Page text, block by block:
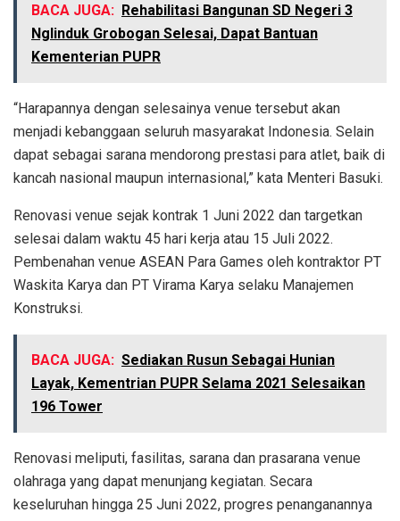
BACA JUGA: Rehabilitasi Bangunan SD Negeri 3
Nglinduk Grobogan Selesai, Dapat Bantuan
Kementerian PUPR
“Harapannya dengan selesainya venue tersebut akan
menjadi kebanggaan seluruh masyarakat Indonesia. Selain
dapat sebagai sarana mendorong prestasi para atlet, baik di
kancah nasional maupun internasional,” kata Menteri Basuki.
Renovasi venue sejak kontrak 1 Juni 2022 dan targetkan
selesai dalam waktu 45 hari kerja atau 15 Juli 2022.
Pembenahan venue ASEAN Para Games oleh kontraktor PT
Waskita Karya dan PT Virama Karya selaku Manajemen
Konstruksi.
BACA JUGA: Sediakan Rusun Sebagai Hunian
Layak, Kementrian PUPR Selama 2021 Selesaikan
196 Tower
Renovasi meliputi, fasilitas, sarana dan prasarana venue
olahraga yang dapat menunjang kegiatan. Secara
keseluruhan hingga 25 Juni 2022, progres penanganannya